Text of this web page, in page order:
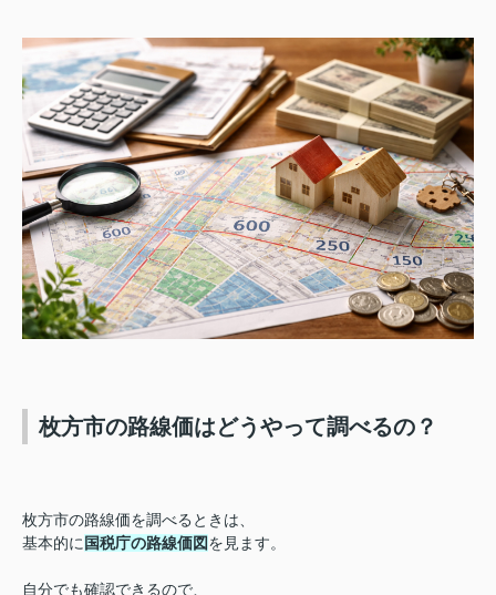
枚方市の路線価はどうやって調べるの？
枚方市の路線価を調べるときは、
基本的に国税庁の路線価図を見ます。
自分でも確認できるので、